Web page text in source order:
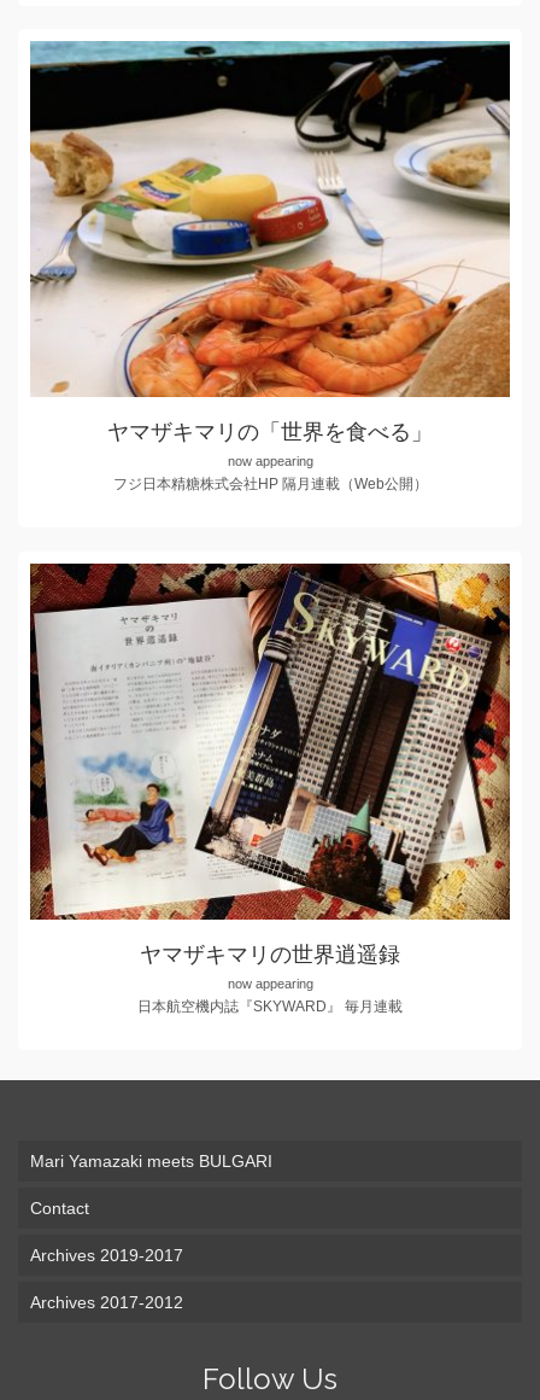
ヤマザキマリの「世界を食べる」
now appearing
フジ日本精糖株式会社HP 隔月連載（Web公開）
ヤマザキマリの世界逍遥録
now appearing
日本航空機内誌『SKYWARD』 毎月連載
Mari Yamazaki meets BULGARI
Contact
Archives 2019-2017
Archives 2017-2012
Follow Us